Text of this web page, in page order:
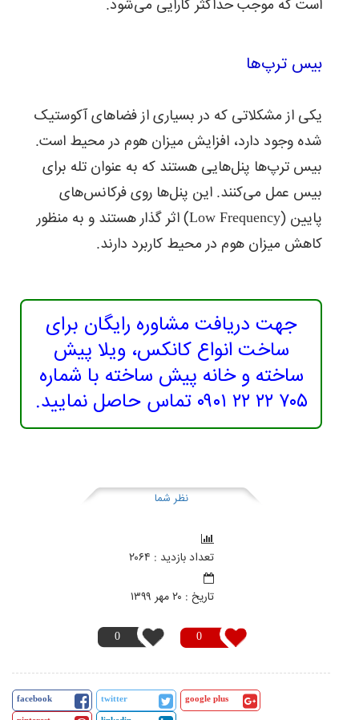
است که موجب حداکثر کارایی می‌شود.
بیس ترپ‌ها
یکی از مشکلاتی که در بسیاری از فضاهای آکوستیک
شده وجود دارد، افزایش میزان هوم در محیط است.
بیس ترپ‌ها پنل‌هایی هستند که به عنوان تله برای
بیس عمل می‌کنند. این پنل‌ها روی فرکانس‌های
پایین (Low Frequency) اثر گذار هستند و به منظور
کاهش میزان هوم در محیط کاربرد دارند.
جهت دریافت مشاوره رایگان برای
ساخت انواع کانکس، ویلا پیش
ساخته و خانه پیش ساخته با شماره
۷۰۵ ۲۲ ۲۲ ۰۹۰۱ تماس حاصل نمایید.
نظر شما
0
0
تعداد بازدید : ۲۰۶۴
تاريخ : ۲۰ مهر ۱۳۹۹
facebook twitter
google plus